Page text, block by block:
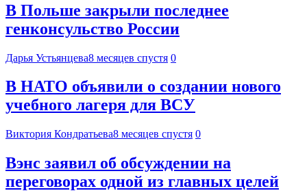
В Польше закрыли последнее
генконсульство России
Дарья Устьянцева8 месяцев спустя 0
В НАТО объявили о создании нового
учебного лагеря для ВСУ
Виктория Кондратьева8 месяцев спустя 0
Вэнс заявил об обсуждении на
переговорах одной из главных целей